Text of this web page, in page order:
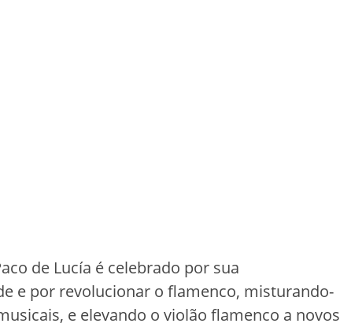
de Lucía é celebrado por sua
e por revolucionar o flamenco, misturando-
e elevando o violão flamenco a novos